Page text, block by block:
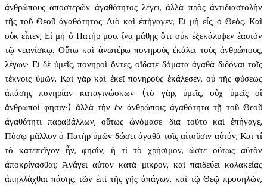
ἀνθρώπους ἀποστερῶν ἀγαθότητος λέγει, ἀλλὰ πρὸς ἀντιδιαστολὴν
τῆς τοῦ Θεοῦ ἀγαθότητος. Διὸ καὶ ἐπήγαγεν, Εἰ μὴ εἷς, ὁ Θεός. Καὶ
οὐκ εἶπεν, Εἰ μὴ ὁ Πατήρ μου, ἵνα μάθῃς ὅτι οὐκ ἐξεκάλυψεν ἑαυτὸν
τῷ νεανίσκῳ. Οὕτω καὶ ἀνωτέρω πονηροὺς ἐκάλει τοὺς ἀνθρώπους,
λέγων· Εἰ δὲ ὑμεῖς, πονηροὶ ὄντες, οἴδατε δόματα ἀγαθὰ διδόναι τοῖς
τέκνοις ὑμῶν. Καὶ γὰρ καὶ ἐκεῖ πονηροὺς ἐκάλεσεν, οὐ τῆς φύσεως
ἁπάσης πονηρίαν καταγινώσκων· (τὸ γὰρ, ὑμεῖς, οὐχ ὑμεῖς οἱ
ἄνθρωποί φησιν·) ἀλλὰ τὴν ἐν ἀνθρώποις ἀγαθότητα τῇ τοῦ Θεοῦ
ἀγαθότητι παραβάλλων, οὕτως ὠνόμασε· διὰ τοῦτο καὶ ἐπήγαγε,
Πόσῳ μᾶλλον ὁ Πατὴρ ὑμῶν δώσει ἀγαθὰ τοῖς αἰτοῦσιν αὐτόν; Καὶ τί
τὸ κατεπεῖγον ἦν, φησὶν, ἢ τί τὸ χρήσιμον, ὥστε οὕτως αὐτὸν
ἀποκρίνασθαι; Ἀνάγει αὐτὸν κατὰ μικρὸν, καὶ παιδεύει κολακείας
ἀπηλλάχθαι πάσης, τῶν ἐπὶ τῆς γῆς ἀπάγων, καὶ τῷ Θεῷ προσηλῶν,